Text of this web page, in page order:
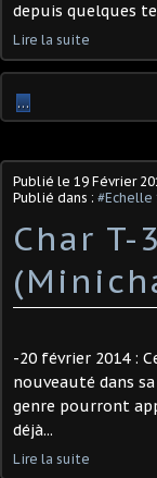
depuis quelques
Lire la suite
…
Publié le 19 Février
Publié dans : #Echelle
Char
-20 février 2014 :
nouveauté dans
genre pourront
déjà...
Lire la suite